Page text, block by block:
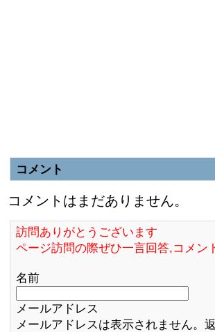
コメント
コメントはまだありません。
訪問ありがとうございます
ページ訪問の際ぜひ一言回答,コメン
名前
メールアドレス
メールアドレスは表示されません。